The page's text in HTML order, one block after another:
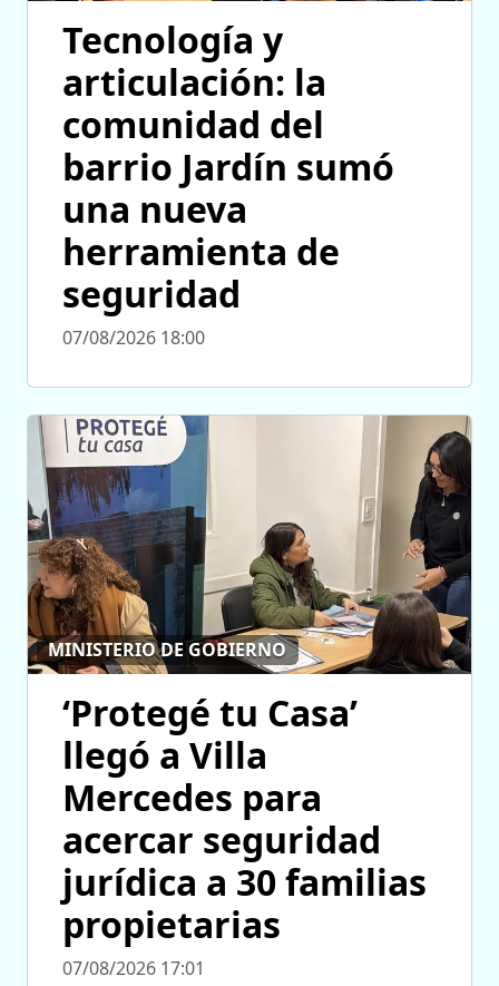
Tecnología y
articulación: la
comunidad del
barrio Jardín sumó
una nueva
herramienta de
seguridad
07/08/2026 18:00
MINISTERIO DE GOBIERNO
‘Protegé tu Casa’
llegó a Villa
Mercedes para
acercar seguridad
jurídica a 30 familias
propietarias
07/08/2026 17:01